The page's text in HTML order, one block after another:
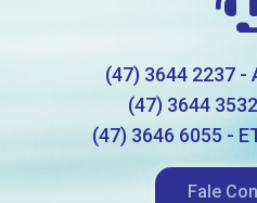
(47) 3644 2237
(47) 3644
(47) 3646 6055 -
Fale